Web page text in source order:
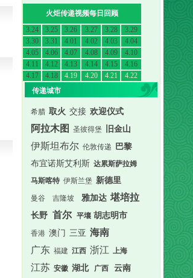
火炬传递视频每日回顾
3.24
3.25 3.26 3.27 3.28
3.29
3.30
3.31 4.01 4.02 4.03
4.04
4.05
4.06 4.07 4.08 4.09
4.10
4.11
4.12 4.13 4.14 4.15
4.16
4.17
4.18 4.19 4.20 4.21
4.22
传递城市
希腊 取火 交接 欢迎仪式
阿拉木图 圣彼得堡 旧金山
伊斯坦布尔 伦敦传递
巴黎
布宜诺斯艾利斯 达累斯萨拉姆
马斯喀特 伊斯兰堡 新德里
曼谷 吉隆坡 雅加达 堪培拉
长野 首尔 平壤 胡志明市
香港 澳门 三亚 海南
广东 福建 江西 浙江 上海
江苏 安徽 湖北 广西 云南